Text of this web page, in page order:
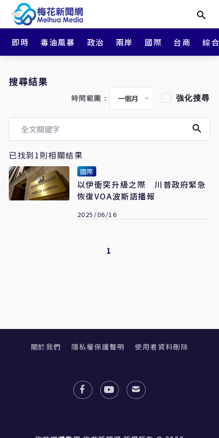
即時 毒油風暴 政治 兩岸 國際 台商 綜
搜尋結果
時間範圍： 強化搜尋
已找到1則相關結果
國際
以伊衝突升級之際 川普政府緊急
恢復VOA波斯語播報
2025/06/16
1
關於我們 隱私權保護聲明 使用者資料刪除